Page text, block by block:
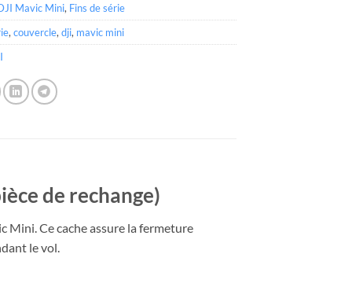
Mavic Mini, Fins de série
,couvercle,dji, mavic mini
de rechange)
Ce cache assure la fermeture
le vol.